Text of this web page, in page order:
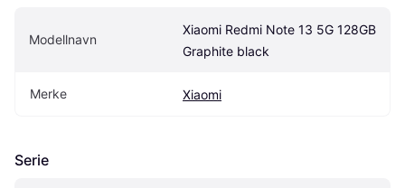
Modellnavn
Xiaomi Redmi Note 13 5G 128GB
Graphite black
Merke Xiaomi
Serie